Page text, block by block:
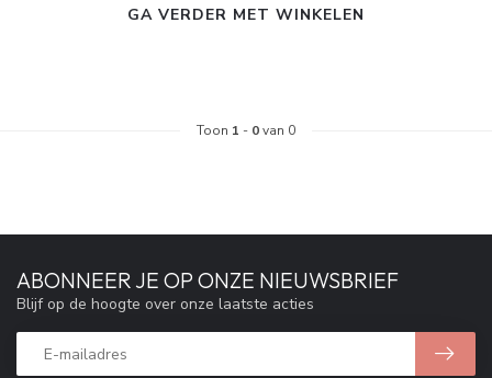
GA VERDER MET WINKELEN
Toon 1 - 0van 0
ABONNEER JE OP ONZE NIEUWSBRIEF
Blijf op de hoogte over onze laatste acties